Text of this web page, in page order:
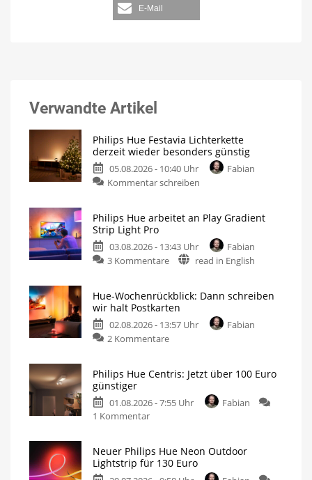
E-Mail
Verwandte Artikel
Philips Hue Festavia Lichterkette
derzeit wieder besonders günstig
05.08.2026 - 10:40 Uhr
Fabian
Kommentar schreiben
Philips Hue arbeitet an Play Gradient
Strip Light Pro
03.08.2026 - 13:43 Uhr
Fabian
3 Kommentare
read in English
Hue-Wochenrückblick: Dann schreiben
wir halt Postkarten
02.08.2026 - 13:57 Uhr
Fabian
2 Kommentare
Philips Hue Centris: Jetzt über 100 Euro
günstiger
01.08.2026 - 7:55 Uhr
Fabian
1 Kommentar
Neuer Philips Hue Neon Outdoor
Lightstrip für 130 Euro